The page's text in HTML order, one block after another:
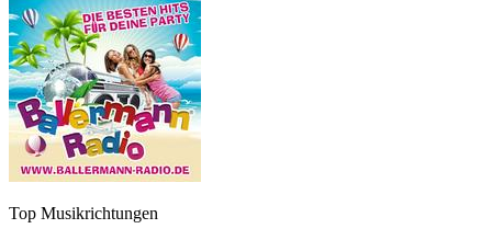
Top Musikrichtungen